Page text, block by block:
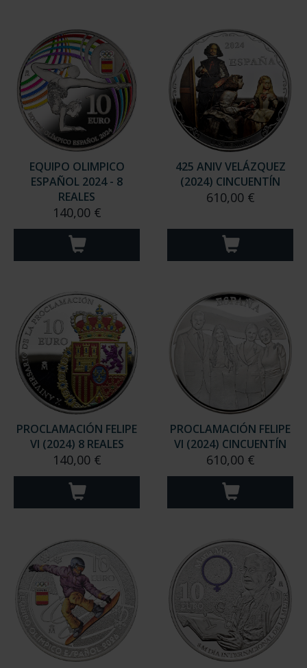
EQUIPO OLIMPICO
ESPAÑOL 2024 - 8
REALES
140,00 €
425 ANIV VELÁZQUEZ
(2024) CINCUENTÍN
610,00 €
PROCLAMACIÓN FELIPE
VI (2024) 8 REALES
140,00 €
PROCLAMACIÓN FELIPE
VI (2024) CINCUENTÍN
610,00 €